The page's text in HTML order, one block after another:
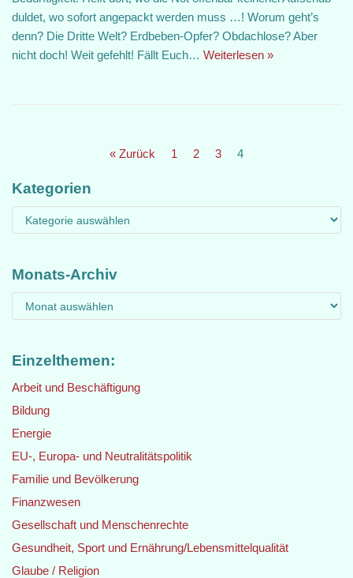
duldet, wo sofort angepackt werden muss …! Worum geht’s
denn? Die Dritte Welt? Erdbeben-Opfer? Obdachlose? Aber
nicht doch! Weit gefehlt! Fällt Euch… Weiterlesen »
« Zurück 1 2 3 4
Kategorien
Monats-Archiv
Einzelthemen:
Arbeit und Beschäftigung
Bildung
Energie
EU-, Europa- und Neutralitätspolitik
Familie und Bevölkerung
Finanzwesen
Gesellschaft und Menschenrechte
Gesundheit, Sport und Ernährung/Lebensmittelqualität
Glaube / Religion